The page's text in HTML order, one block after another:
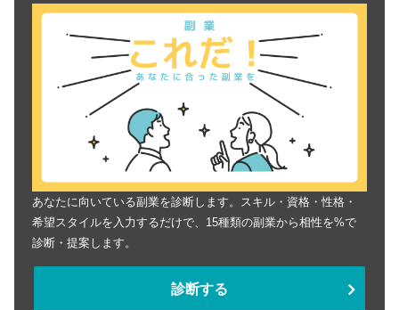
あなたに向いている副業を診断します。スキル・資格・性格・
希望スタイルを入力するだけで、15種類の副業から相性を%で
診断・提案します。
診断する